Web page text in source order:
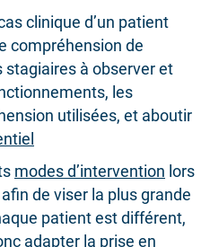
clinique d’un patient
compréhension de
stagiaires à observer et
les
utilisées, et aboutir
modes d’intervention lors
de viser la plus grande
patient est différent,
adapter la prise en